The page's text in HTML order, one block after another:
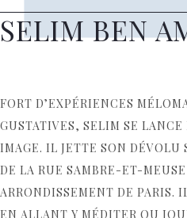
SELIM BEN
FORT D’EXPÉRIENCES
GUSTATIVES, SELIM SE
IMAGE. IL JETTE SON DÉVOLU
DE LA RUE SAMBRE-ET-
ARRONDISSEMENT DE PARIS.
EN ALLANT Y MÉDITER OU